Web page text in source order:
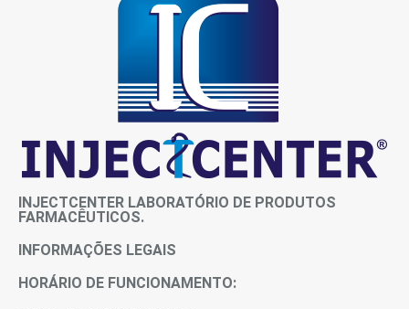
INJECTCENTER LABORATÓRIO DE PRODUTOS
FARMACÊUTICOS.
INFORMAÇÕES LEGAIS
HORÁRIO DE FUNCIONAMENTO: